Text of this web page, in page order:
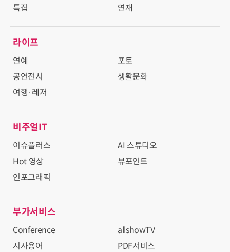
특집
연재
라이프
연예
포토
공연전시
생활문화
여행·레저
비주얼IT
이슈플러스
AI 스튜디오
Hot 영상
뷰포인트
인포그래픽
부가서비스
Conference
allshowTV
시사용어
PDF서비스